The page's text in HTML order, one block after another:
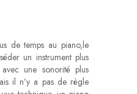
de temps au piano,le
un instrument plus
avec une sonorité plus
il n’y a pas de règle